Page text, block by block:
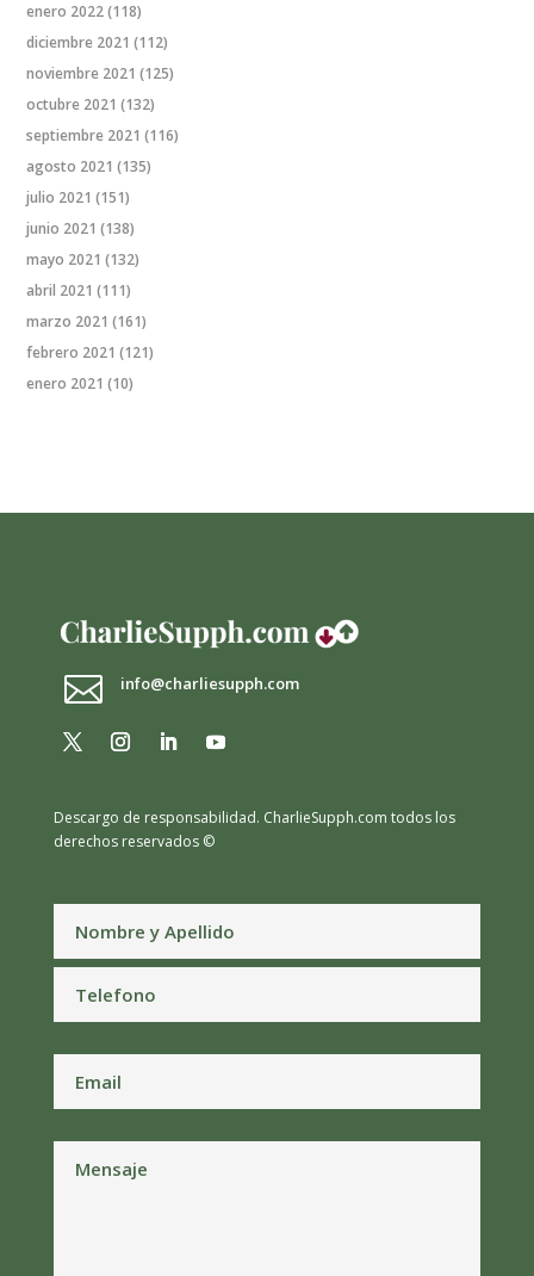
enero 2022(118)
diciembre 2021 (112)
noviembre 2021 (125)
octubre 2021 (132)
septiembre 2021 (116)
agosto 2021 (135)
julio 2021 (151)
junio 2021 (138)
mayo 2021 (132)
abril 2021 (111)
marzo 2021 (161)
febrero 2021 (121)
enero 2021 (10)
 info@charliesupph.com
Descargo de responsabilidad. CharlieSupph.com todos los
derechos reservados ©